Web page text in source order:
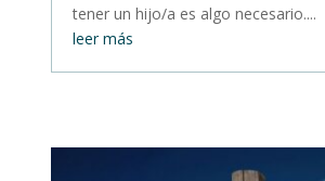
tener un hijo/a es algo necesario....
leer más